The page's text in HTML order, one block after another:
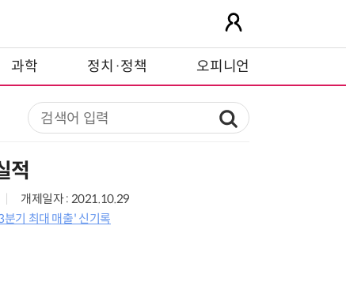
과학 정치·정책 오피니언
적
개제일자 : 2021.10.29
기 최대 매출' 신기록